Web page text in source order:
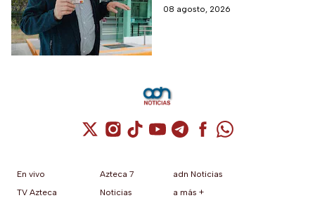
para la dispersión de los
08 agosto, 2026
Cuenta de X / Twitter (se abre en una
Cuenta de Instagram (se abre en una
Cuenta de TikTok (se abre en
Cuenta de YouTube (se abre
Cuenta de Telegram (se
Cuenta de
Cuenta de
En vivo
TV Azteca
Azteca 7
Noticias
adn Noticias
a más +